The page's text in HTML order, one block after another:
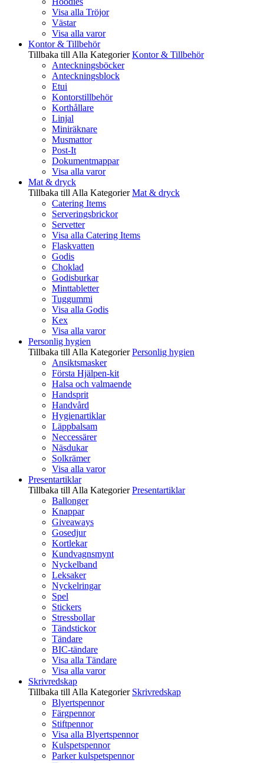
Visa alla Tröjor
Västar
Visa alla varor
Kontor & Tillbehör
Tillbaka till Alla Kategorier Kontor & Tillbehör
Anteckningsböcker
Anteckningsblock
Etui
Kontorstillbehör
Korthållare
Linjal
Miniräknare
Musmattor
Post-It
Dokumentmappar
Visa alla varor
Mat & dryck
Tillbaka till Alla Kategorier Mat & dryck
Catering Items
Serveringsbrickor
Servetter
Visa alla Catering Items
Flaskvatten
Godis
Choklad
Godisburkar
Minttabletter
Tuggummi
Visa alla Godis
Kex
Visa alla varor
Personlig hygien
Tillbaka till Alla Kategorier Personlig hygien
Ansiktsmasker
Första Hjälpen-kit
Halsa och valmaende
Handsprit
Handvård
Hygienartiklar
Läppbalsam
Neccessärer
Näsdukar
Solkrämer
Visa alla varor
Presentartiklar
Tillbaka till Alla Kategorier Presentartiklar
Ballonger
Knappar
Giveaways
Gosedjur
Kortlekar
Kundvagnsmynt
Nyckelband
Leksaker
Nyckelringar
Spel
Stickers
Stressbollar
Tändstickor
Tändare
BIC-tändare
Visa alla Tändare
Visa alla varor
Skrivredskap
Tillbaka till Alla Kategorier Skrivredskap
Blyertspennor
Färgpennor
Stiftpennor
Visa alla Blyertspennor
Kulspetspennor
Parker kulspetspennor